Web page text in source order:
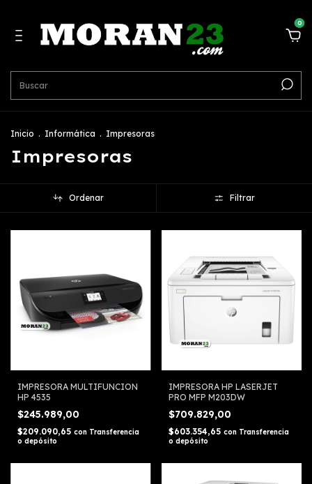
0
Inicio . Informática . Impresoras
Impresoras
Ordenar Filtrar
IMPRESORA MULTIFUNCION
HP 4535
$245.989,00
$209.090,65 con Transferencia
o depósito
IMPRESORA HP LASERJET
PRO MFP M203DW
$709.829,00
$603.354,65 con Transferencia
o depósito